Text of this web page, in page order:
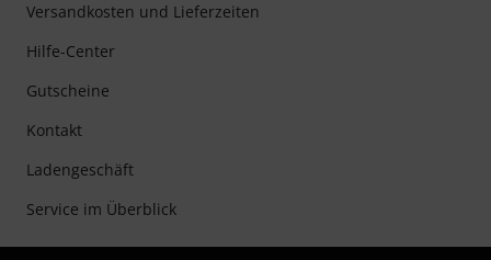
Versandkosten und Lieferzeiten
Hilfe-Center
Gutscheine
Kontakt
Ladengeschäft
Service im Überblick